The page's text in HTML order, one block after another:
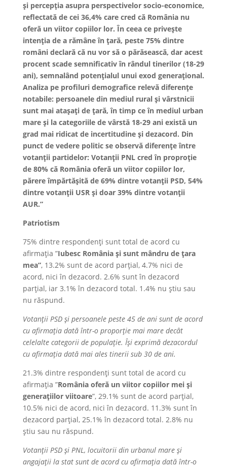
și percepția asupra perspectivelor socio-economice,
reflectată de cei 36,4% care cred că România nu
oferă un viitor copiilor lor. În ceea ce privește
intenția de a rămâne în țară, peste 75% dintre
români declară că nu vor să o părăsească, dar acest
procent scade semnificativ în rândul tinerilor (18-29
ani), semnalând potențialul unui exod generațional.
Analiza pe profiluri demografice relevă diferențe
notabile: persoanele din mediul rural și vârstnicii
sunt mai atașați de țară, în timp ce în mediul urban
mare și la categoriile de vârstă 18-29 ani există un
grad mai ridicat de incertitudine și dezacord. Din
punct de vedere politic se observă diferențe între
votanții partidelor: Votanții PNL cred în proproție
de 80% că România oferă un viitor copiilor lor,
părere împărtășită de 69% dintre votanții PSD, 54%
dintre votanții USR și doar 39% dintre votanții
AUR.”
Patriotism
75% dintre respondenți sunt total de acord cu
afirmația ”Iubesc România și sunt mândru de țara
mea”, 13.2% sunt de acord parțial, 4.7% nici de
acord, nici în dezacord. 2.6% sunt în dezacord
parțial, iar 3.1% în dezacord total. 1.4% nu știu sau
nu răspund.
Votanții PSD și persoanele peste 45 de ani sunt de acord
cu afirmația dată într-o proporție mai mare decât
celelalte categorii de populație. Își exprimă dezacordul
cu afirmația dată mai ales tinerii sub 30 de ani.
21.3% dintre respondenți sunt total de acord cu
afirmația ”România oferă un viitor copiilor mei și
generațiilor viitoare”, 29.1% sunt de acord parțial,
10.5% nici de acord, nici în dezacord. 11.3% sunt în
dezacord parțial, 25.1% în dezacord total. 2.8% nu
știu sau nu răspund.
Votanții PSD și PNL, locuitorii din urbanul mare și
angajații la stat sunt de acord cu afirmația dată într-o